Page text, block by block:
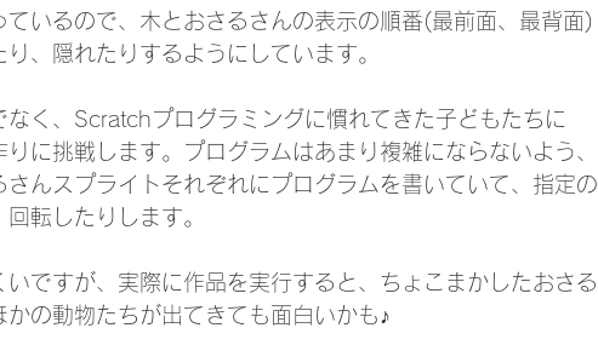
いるので、木とおさるさんの表示の順番(最前面、最背面)
、隠れたりするようにしています。
く、Scratchプログラミングに慣れてきた子どもたちに
に挑戦します。プログラムはあまり複雑にならないよう、
んスプライトそれぞれにプログラムを書いていて、指定の
転したりします。
ですが、実際に作品を実行すると、ちょこまかしたおさる
の動物たちが出てきても面白いかも♪